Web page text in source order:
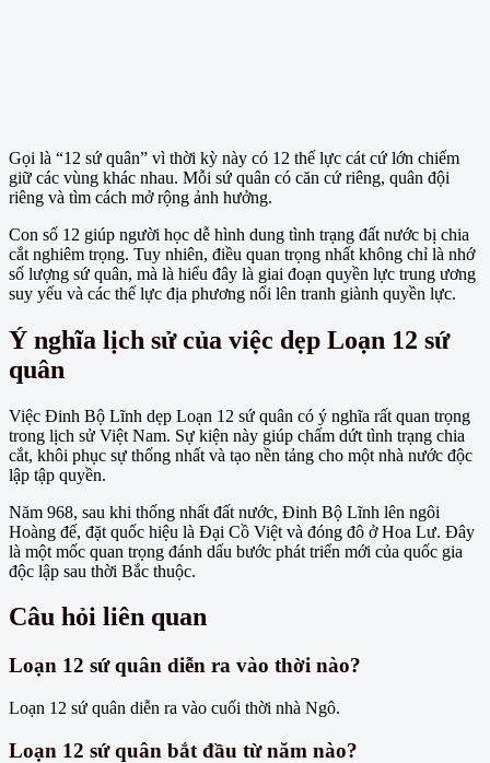
Gọi là “12 sứ quân” vì thời kỳ này có 12 thế lực cát cứ lớn chiếm
giữ các vùng khác nhau. Mỗi sứ quân có căn cứ riêng, quân đội
riêng và tìm cách mở rộng ảnh hưởng.
Con số 12 giúp người học dễ hình dung tình trạng đất nước bị chia
cắt nghiêm trọng. Tuy nhiên, điều quan trọng nhất không chỉ là nhớ
số lượng sứ quân, mà là hiểu đây là giai đoạn quyền lực trung ương
suy yếu và các thế lực địa phương nổi lên tranh giành quyền lực.
Ý nghĩa lịch sử của việc dẹp Loạn 12 sứ
quân
Việc Đinh Bộ Lĩnh dẹp Loạn 12 sứ quân có ý nghĩa rất quan trọng
trong lịch sử Việt Nam. Sự kiện này giúp chấm dứt tình trạng chia
cắt, khôi phục sự thống nhất và tạo nền tảng cho một nhà nước độc
lập tập quyền.
Năm 968, sau khi thống nhất đất nước, Đinh Bộ Lĩnh lên ngôi
Hoàng đế, đặt quốc hiệu là Đại Cồ Việt và đóng đô ở Hoa Lư. Đây
là một mốc quan trọng đánh dấu bước phát triển mới của quốc gia
độc lập sau thời Bắc thuộc.
Câu hỏi liên quan
Loạn 12 sứ quân diễn ra vào thời nào?
Loạn 12 sứ quân diễn ra vào cuối thời nhà Ngô.
Loạn 12 sứ quân bắt đầu từ năm nào?